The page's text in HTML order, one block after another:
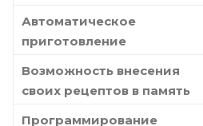
Автоматическое
приготовление
Возможность внесения
своих рецептов в память
Программирование